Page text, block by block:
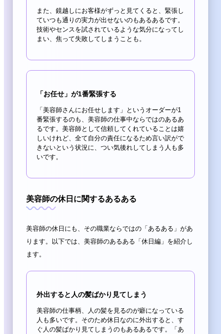
また、鏡越しにお客様がずっと見てくると、緊張し
ていつも通りの実力が出せないのもあるあるです。
技術やセンスを試されているような気分になってし
まい、焦って失敗してしまうことも。
「お任せ」が1番緊張する
「美容師さんにお任せします」というオーダーが1
番緊張するのも、美容師の仕事中ならではのあるあ
るです。美容師として信頼してくれていることは嬉
しいけれど、全て自分の責任になるため言い訳がで
きないという状況に、つい気後れしてしまう人も多
いです。
美容師の休日に関するあるある
美容師の休日にも、その職業ならではの「あるある」があ
ります。以下では、美容師のあるある「休日編」を紹介し
ます。
外出すると人の髪ばかり見てしまう
美容師の仕事柄、人の髪を見るのが癖になっている
人も多いです。そのため休日なのに外出すると、す
ぐ人の髪ばかり見てしまうのもあるあるです。「あ